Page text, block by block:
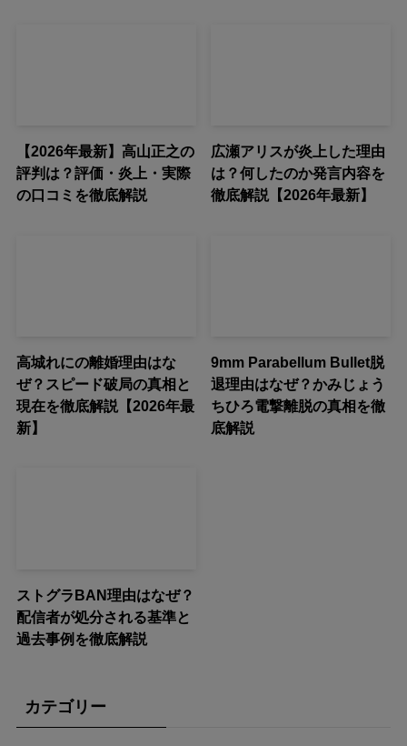
【2026年最新】高山正之の
評判は？評価・炎上・実際
の口コミを徹底解説
広瀬アリスが炎上した理由
は？何したのか発言内容を
徹底解説【2026年最新】
高城れにの離婚理由はな
ぜ？スピード破局の真相と
現在を徹底解説【2026年最
新】
9mm Parabellum Bullet脱
退理由はなぜ？かみじょう
ちひろ電撃離脱の真相を徹
底解説
ストグラBAN理由はなぜ？
配信者が処分される基準と
過去事例を徹底解説
カテゴリー